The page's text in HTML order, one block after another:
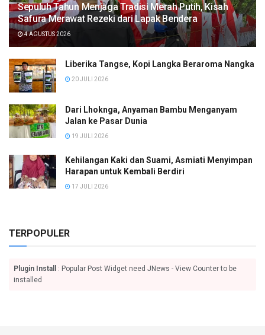
Sepuluh Tahun Menjaga Tradisi Merah Putih, Kisah
Safura Merawat Rezeki dari Lapak Bendera
4 AGUSTUS 2026
Liberika Tangse, Kopi Langka Beraroma Nangka
20 JULI 2026
Dari Lhoknga, Anyaman Bambu Menganyam
Jalan ke Pasar Dunia
19 JULI 2026
Kehilangan Kaki dan Suami, Asmiati Menyimpan
Harapan untuk Kembali Berdiri
17 JULI 2026
TERPOPULER
Plugin Install
: Popular Post Widget need JNews - View Counter to be
installed